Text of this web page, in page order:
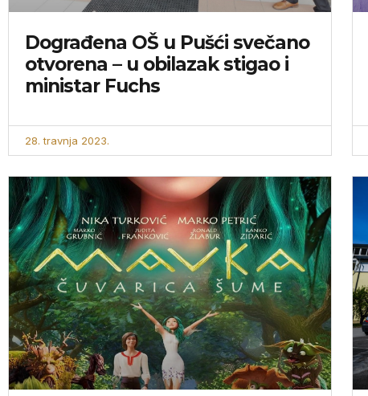
Dograđena OŠ u Pušći svečano
otvorena – u obilazak stigao i
ministar Fuchs
28. travnja 2023.